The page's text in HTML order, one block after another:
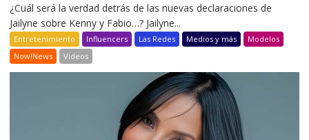
¿Cuál será la verdad detrás de las nuevas declaraciones de
Jailyne sobre Kenny y Fabio…? Jailyne...
Entretenimiento Influencers Las Redes Medios y más
Modelos
Now!News
Videos